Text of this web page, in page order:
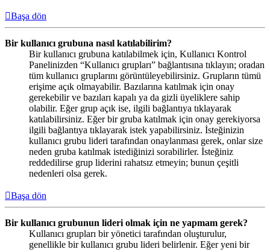
Başa dön
Bir kullanıcı grubuna nasıl katılabilirim?
Bir kullanıcı grubuna katılabilmek için, Kullanıcı Kontrol
Panelinizden “Kullanıcı grupları” bağlantısına tıklayın; oradan
tüm kullanıcı gruplarını görüntüleyebilirsiniz. Grupların tümü
erişime açık olmayabilir. Bazılarına katılmak için onay
gerekebilir ve bazıları kapalı ya da gizli üyeliklere sahip
olabilir. Eğer grup açık ise, ilgili bağlantıya tıklayarak
katılabilirsiniz. Eğer bir gruba katılmak için onay gerekiyorsa
ilgili bağlantıya tıklayarak istek yapabilirsiniz. İsteğinizin
kullanıcı grubu lideri tarafından onaylanması gerek, onlar size
neden gruba katılmak istediğinizi sorabilirler. İsteğiniz
reddedilirse grup liderini rahatsız etmeyin; bunun çeşitli
nedenleri olsa gerek.
Başa dön
Bir kullanıcı grubunun lideri olmak için ne yapmam gerek?
Kullanıcı grupları bir yönetici tarafından oluşturulur,
genellikle bir kullanıcı grubu lideri belirlenir. Eğer yeni bir